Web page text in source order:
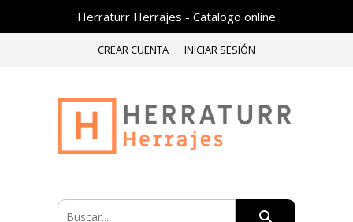
Herraturr Herrajes - Catalogo online
CREAR CUENTA INICIAR SESIÓN